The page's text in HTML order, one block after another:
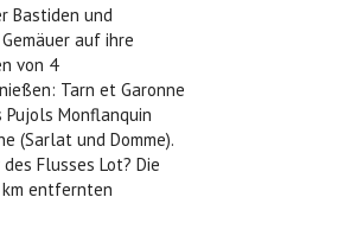
Bastiden und
auf ihre
von 4
Tarn et Garonne
Pujols Monflanquin
(Sarlat und Domme).
Flusses Lot? Die
entfernten